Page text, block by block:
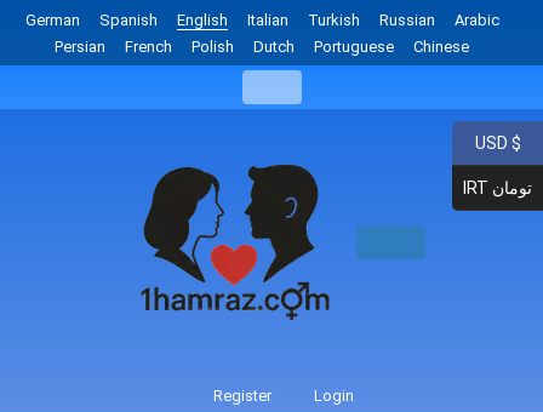
German Spanish English Italian Turkish Russian
Arabic
Persian
French Polish Dutch Portuguese Chinese
Register Login
USD $
IRT تومان